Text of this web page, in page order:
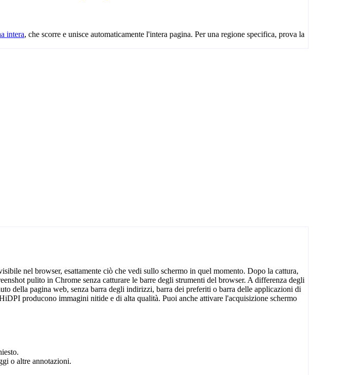
intera, che scorre e unisce automaticamente l'intera pagina. Per una regione specifica, prova la
nel browser, esattamente ciò che vedi sullo schermo in quel momento. Dopo la cattura,
pulito in Chrome senza catturare le barre degli strumenti del browser. A differenza degli
della pagina web, senza barra degli indirizzi, barra dei preferiti o barra delle applicazioni di
producono immagini nitide e di alta qualità. Puoi anche attivare l'acquisizione schermo
o altre annotazioni.